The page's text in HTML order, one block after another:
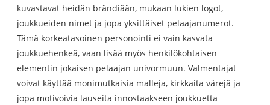
kuvastavat heidän brändiään, mukaan lukien logot,
joukkueiden nimet ja jopa yksittäiset pelaajanumerot.
Tämä korkeatasoinen personointi ei vain kasvata
joukkuehenkeä, vaan lisää myös henkilökohtaisen
elementin jokaisen pelaajan univormuun. Valmentajat
voivat käyttää monimutkaisia ​​malleja, kirkkaita värejä ja
jopa motivoivia lauseita innostaakseen joukkuetta